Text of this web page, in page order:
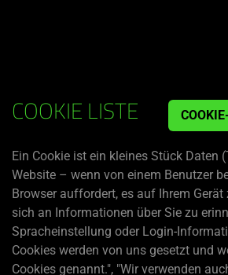
RAZER
RICHTLINIE
COOKIE LISTE
Ein Cookie ist ein kleines Stück Daten
Website – wenn von einem Benutzer
Browser auffordert, es auf Ihrem Gerät
sich an Informationen über Sie zu
Spracheinstellung oder Login-
Cookies werden von uns gesetzt und
Cookies genannt.", "Wir verwenden